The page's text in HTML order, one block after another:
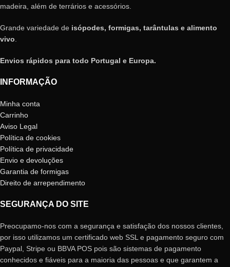
madeira, além de terrários e acessórios.
Grande variedade de isópodes, formigas, tarântulas e alimento
vivo
Envios rápidos para todo Portugal e Europa.
INFORMAÇÃO
Minha conta
Carrinho
Aviso Legal
Política de cookies
Política de privacidade
Envio e devoluções
Garantia de formigas
Direito de arrependimento
SEGURANÇA DO SITE
Preocupamo-nos com a segurança e satisfação dos nossos clientes,
por isso utilizamos um certificado web SSL e pagamento seguro com
Paypal, Stripe ou BBVA POS pois são sistemas de pagamento
conhecidos e fiáveis ​​para a maioria das pessoas e que garantem a